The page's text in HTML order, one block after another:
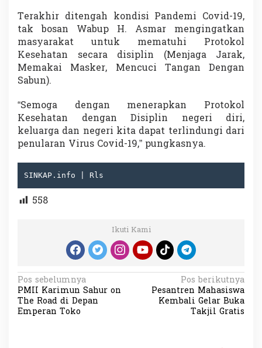
Terakhir ditengah kondisi Pandemi Covid-19,
tak bosan Wabup H. Asmar mengingatkan
masyarakat untuk mematuhi Protokol
Kesehatan secara disiplin (Menjaga Jarak,
Memakai Masker, Mencuci Tangan Dengan
Sabun).
“Semoga dengan menerapkan Protokol
Kesehatan dengan Disiplin negeri diri,
keluarga dan negeri kita dapat terlindungi dari
penularan Virus Covid-19,” pungkasnya.
SINKAP.info | Rls
558
Ikuti Kami
N
a
v
Pos sebelumnya
PMII Karimun Sahur on
The Road di Depan
Emperan Toko
Pos berikutnya
Pesantren Mahasiswa
Kembali Gelar Buka
Takjil Gratis